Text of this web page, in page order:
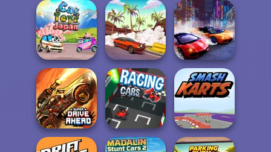
Highway Traffic City Rider
Hill Climb Pixel
Car
Car Toys: Japan Drifting Mania
Rivals: Drift